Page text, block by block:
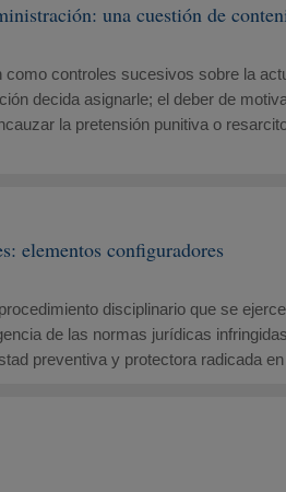
una cuestión de
controles sucesivos sobre la
decida asignarle; el deber de
la pretensión punitiva o
elementos configuradores
disciplinario que se
de las normas jurídicas
preventiva y protectora radicada